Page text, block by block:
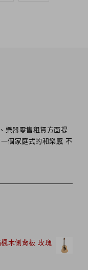
樂器零售租賃方面提
個家庭式的和樂感 不
木側背板 玫瑰